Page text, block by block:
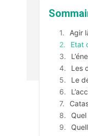
Agir
Etat
Les
Le